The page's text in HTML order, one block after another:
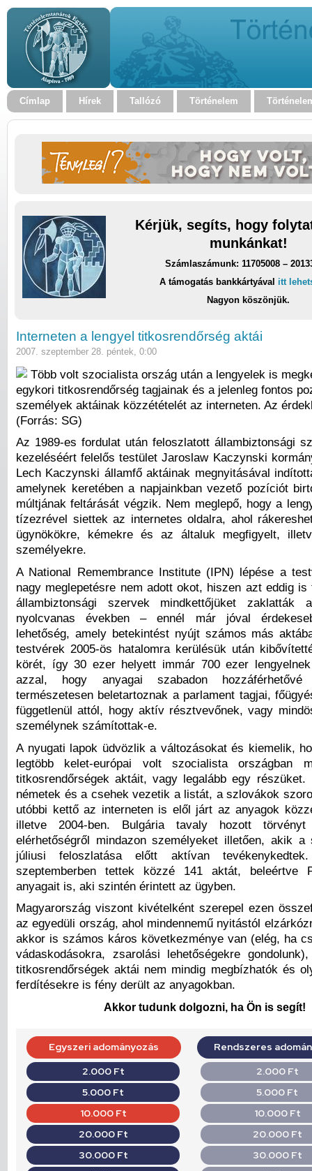
Címlap Hírek Tallózó Történelem
Kérjük, segíts, hogy
munkánkat!
Számlaszámunk: 11705008 –
A támogatás bankkártyával itt
Nagyon köszönjük.
Interneten a lengyel titkosrendőrség aktái
2007. szeptember 28. péntek, 0:00
Több volt szocialista ország után a lengyelek is
egykori titkosrendőrség tagjainak és a jelenleg fontos
személyek aktáinak közzétételét az interneten. Az
(Forrás: SG)
Az 1989-es fordulat után feloszlatott állambiztonsági
kezeléséért felelős testület Jaroslaw Kaczynski
Lech Kaczynski államfő aktáinak megnyitásával
amelynek keretében a napjainkban vezető pozíciót
múltjának feltárását végzik. Nem meglepő, hogy a
tízezrével siettek az internetes oldalra, ahol
ügynökökre, kémekre és az általuk megfigyelt,
személyekre.
A National Remembrance Institute (IPN) lépése a
nagy meglepetésre nem adott okot, hiszen azt eddig
állambiztonsági szervek mindkettőjüket zaklatták
nyolcvanas években – ennél már jóval
lehetőség, amely betekintést nyújt számos más
testvérek 2005-ös hatalomra kerülésük után
körét, így 30 ezer helyett immár 700 ezer
azzal, hogy anyagai szabadon
természetesen beletartoznak a parlament tagjai,
függetlenül attól, hogy aktív résztvevőnek, vagy
személynek számítottak-e.
A nyugati lapok üdvözlik a változásokat és kiemelik,
legtöbb kelet-európai volt szocialista országban
titkosrendőrségek aktáit, vagy legalább egy
németek és a csehek vezetik a listát, a szlovákok
utóbbi kettő az interneten is elől járt az anyagok
illetve 2004-ben. Bulgária tavaly hozott
elérhetőségről mindazon személyeket illetően, akik a
júliusi feloszlatása előtt aktívan
szeptemberben tettek közzé 141 aktát, beleértve
anyagait is, aki szintén érintett az ügyben.
Magyarország viszont kivételként szerepel ezen
az egyedüli ország, ahol mindennemű nyitástól
akkor is számos káros következménye van (elég, ha
vádaskodásokra, zsarolási lehetőségekre
titkosrendőrségek aktái nem mindig megbízhatók és
ferdítésekre is fény derült az anyagokban.
Akkor tudunk dolgozni, ha Ön is segít!